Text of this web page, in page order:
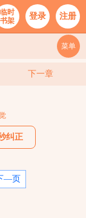
临时
书架
登录 注册
菜单
下一章
纠正
—页